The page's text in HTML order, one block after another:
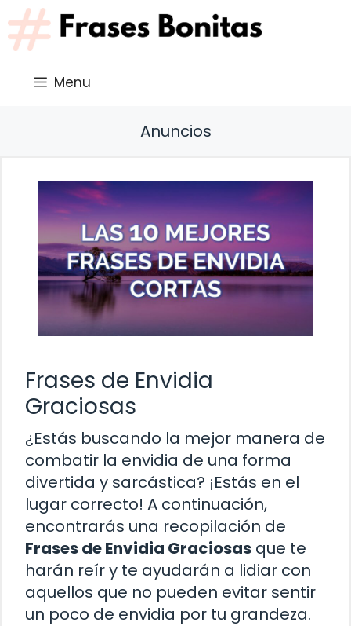
Saltar
al
contenido
Menu
Anuncios
Frases de Envidia
Graciosas
¿Estás buscando la mejor manera de
combatir la envidia de una forma
divertida y sarcástica? ¡Estás en el
lugar correcto! A continuación,
encontrarás una recopilación de
Frases de Envidia Graciosas que te
harán reír y te ayudarán a lidiar con
aquellos que no pueden evitar sentir
un poco de envidia por tu grandeza.